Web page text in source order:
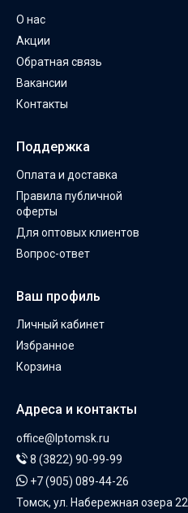
О нас
Акции
Обратная связь
Вакансии
Контакты
Поддержка
Оплата и доставка
Правила публичной
оферты
Для оптовых клиентов
Вопрос-ответ
Ваш профиль
Личный кабинет
Избранное
Корзина
Адреса и контакты
office@lptomsk.ru
8 (3822) 90-99-99
+7 (905) 089-44-26
Томск, ул. Набережная озера 22